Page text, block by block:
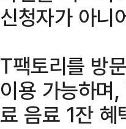
신청자가 아니
T팩토리를 방
이용 가능하며
료 음료 1잔 혜